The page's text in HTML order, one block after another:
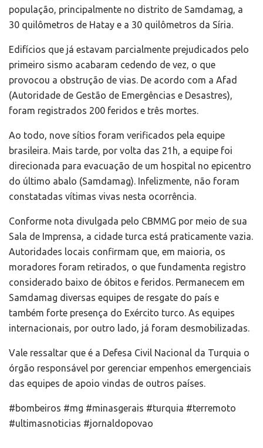
população, principalmente no distrito de Samdamag, a
30 quilômetros de Hatay e a 30 quilômetros da Síria.
Edifícios que já estavam parcialmente prejudicados pelo
primeiro sismo acabaram cedendo de vez, o que
provocou a obstrução de vias. De acordo com a Afad
(Autoridade de Gestão de Emergências e Desastres),
foram registrados 200 feridos e três mortes.
Ao todo, nove sítios foram verificados pela equipe
brasileira. Mais tarde, por volta das 21h, a equipe foi
direcionada para evacuação de um hospital no epicentro
do último abalo (Samdamag). Infelizmente, não foram
constatadas vítimas vivas nesta ocorrência.
Conforme nota divulgada pelo CBMMG por meio de sua
Sala de Imprensa, a cidade turca está praticamente vazia.
Autoridades locais confirmam que, em maioria, os
moradores foram retirados, o que fundamenta registro
considerado baixo de óbitos e feridos. Permanecem em
Samdamag diversas equipes de resgate do país e
também forte presença do Exército turco. As equipes
internacionais, por outro lado, já foram desmobilizadas.
Vale ressaltar que é a Defesa Civil Nacional da Turquia o
órgão responsável por gerenciar empenhos emergenciais
das equipes de apoio vindas de outros países.
#bombeiros #mg #minasgerais #turquia #terremoto
#ultimasnoticias #jornaldopovao